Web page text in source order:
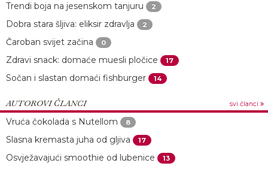
Trendi boja na jesenskom tanjuru 2
Dobra stara šljiva: eliksir zdravlja 2
Čaroban svijet začina 0
Zdravi snack: domaće muesli pločice 17
Sočan i slastan domaći fishburger 14
AUTOROVI ČLANCI svi članci
Vruća čokolada s Nutellom 8
Slasna kremasta juha od gljiva 17
Osvježavajući smoothie od lubenice 13